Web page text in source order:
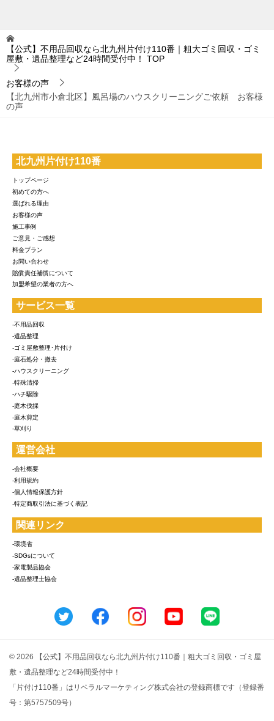
【公式】不用品回収なら北九州片付け110番｜粗大ゴミ回収・ゴミ
屋敷・遺品整理など24時間受付中！
TOP
お客様の声
【北九州市小倉北区】風呂場のハウスクリーニングご依頼 お客様
の声
北九州片付け110番
トップページ
初めての方へ
選ばれる理由
お客様の声
施工事例
ご意見・ご感想
料金プラン
お問い合わせ
賠償責任補償について
加盟希望の業者の方へ
サービス一覧
-不用品回収
-遺品整理
-ゴミ屋敷整理･片付け
-庭石処分・撤去
-ハウスクリーニング
-特殊清掃
-ハチ駆除
-庭木伐採
-庭木剪定
-草刈り
運営会社
-会社概要
-利用規約
-個人情報保護方針
-特定商取引法に基づく表記
関連リンク
-環境省
-SDGsについて
-家電製品協会
-遺品整理士協会
© 2026 【公式】不用品回収なら北九州片付け110番｜粗大ゴミ回収・ゴミ屋
敷・遺品整理など24時間受付中！
「片付け110番」はリベラルマーケティング株式会社の登録商標です（登録番
号：第5757509号）